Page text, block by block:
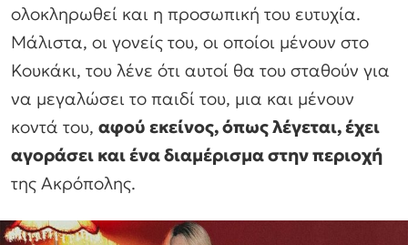
ολοκληρωθεί και η προσωπική του ευτυχία.
Μάλιστα, οι γονείς του, οι οποίοι μένουν στο
Κουκάκι, του λένε ότι αυτοί θα του σταθούν για
να μεγαλώσει το παιδί του, μια και μένουν
κοντά του, αφού εκείνος, όπως λέγεται, έχει
αγοράσει και ένα διαμέρισμα στην περιοχή
της Ακρόπολης.